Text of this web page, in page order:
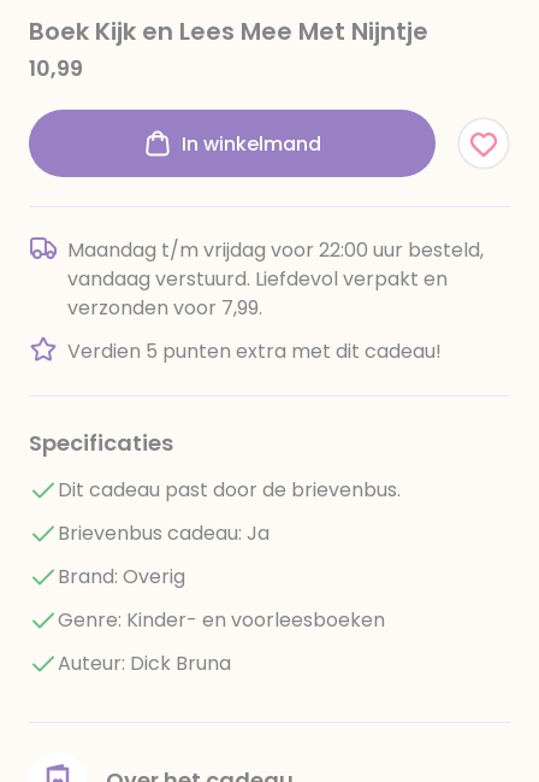
Boek Kijk en Lees Mee Met Nijntje
10,99
In winkelmand
Maandag t/m vrijdag voor 22:00 uur besteld,
vandaag verstuurd. Liefdevol verpakt en
verzonden voor 7,99.
Verdien 5 punten extra met dit cadeau!
Specificaties
Dit cadeau past door de brievenbus.
Brievenbus cadeau: Ja
Brand: Overig
Genre: Kinder- en voorleesboeken
Auteur: Dick Bruna